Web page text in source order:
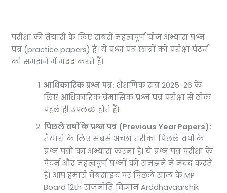
परीक्षा की तैयारी के लिए सबसे महत्वपूर्ण चीज अभ्यास प्रश्न
पत्र (practice papers) हैं। ये प्रश्न पत्र छात्रों को परीक्षा पैटर्न
को समझने में मदद करते हैं।
आधिकारिक प्रश्न पत्र: शैक्षणिक सत्र 2025-26 के
लिए आधिकारिक त्रैमासिक प्रश्न पत्र परीक्षा से ठीक
पहले ही उपलब्ध होते हैं।
पिछले वर्षों के प्रश्न पत्र (Previous Year Papers):
तैयारी के लिए सबसे अच्छा तरीका पिछले वर्षों के
प्रश्न पत्रों का अभ्यास करना है। ये प्रश्न पत्र परीक्षा के
पैटर्न और महत्वपूर्ण प्रश्नों को समझने में मदद करते
हैं। आप हमारी वेबसाइट पर पिछले साल के MP
Board 12th राजनीति विज्ञान Arddhavaarshik